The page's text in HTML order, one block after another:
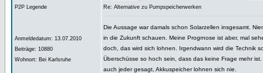
P2P Legende
Anmeldedatum: 13.07.2010
Beiträge: 10880
Wohnort: Bei Karlsruhe
Re: Alternative zu Pumpspeicherwerken
Die Aussage war damals schon Solarzellen insgesamt.
in die Zukunft schauen. Meine Progrnose ist aber, mal
doch, das wird sich lohnen. Irgendwann wird die Technik
Überschüsse so hoch sein, dass das keine Frage mehr
auch jeder gesagt, Akkuspeicher lohnen sich nie.